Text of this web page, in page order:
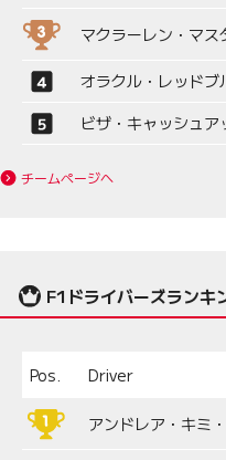
マクラーレン・マ
オラクル・レッドブ
ビザ・キャッシュ
チームページへ
F1ドライバーズランキ
Pos. Driver
アンドレア・キミ